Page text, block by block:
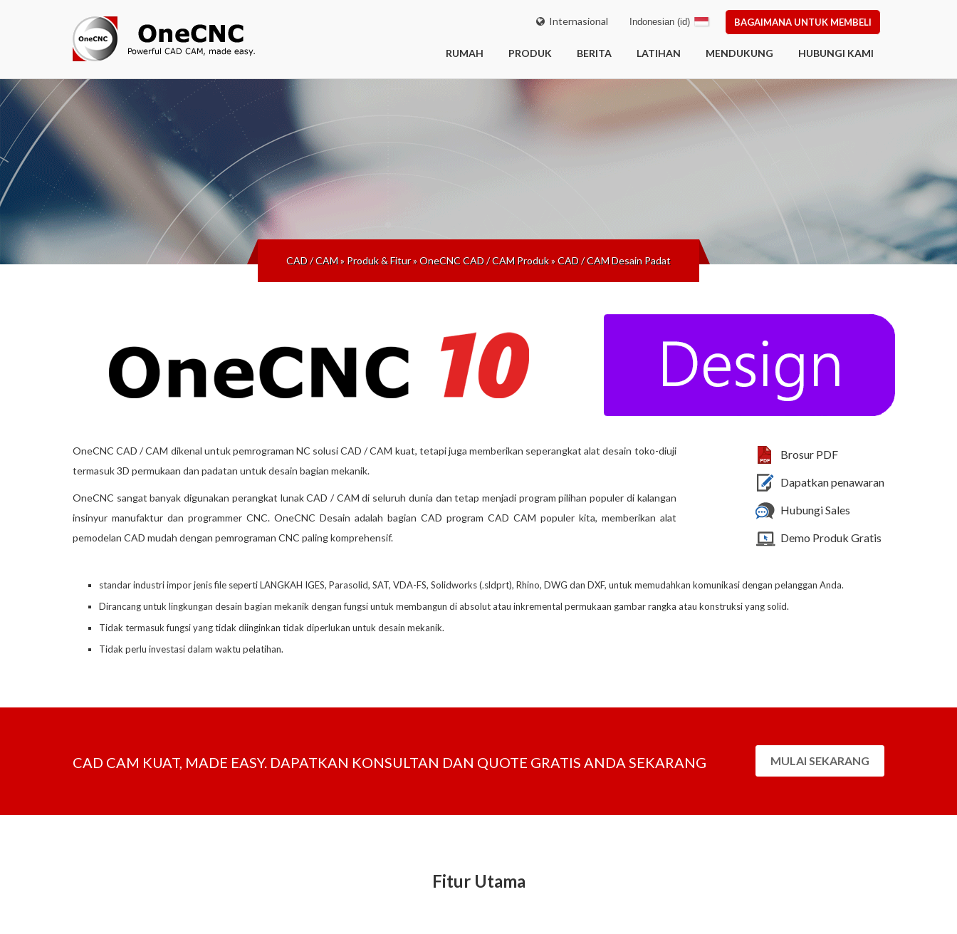
Internasional BAGAIMANA UNTUK MEMBELI
Indonesian (id)
RUMAH PRODUK BERITA LATIHAN MENDUKUNG HUBUNGI KAMI
CAD / CAM» Produk & Fitur»OneCNC CAD / CAM Produk»CAD / CAM Desain Padat
OneCNC CAD / CAM dikenal untuk pemrograman NC solusi CAD / CAM kuat, tetapi juga memberikan seperangkat alat desain toko-diuji
termasuk 3D permukaan dan padatan untuk desain bagian mekanik.
OneCNC sangat banyak digunakan perangkat lunak CAD / CAM di seluruh dunia dan tetap menjadi program pilihan populer di kalangan
insinyur manufaktur dan programmer CNC. OneCNC Desain adalah bagian CAD program CAD CAM populer kita, memberikan alat
pemodelan CAD mudah dengan pemrograman CNC paling komprehensif.
Brosur PDF
Dapatkan penawaran
Hubungi Sales
Demo Produk Gratis
standar industri impor jenis file seperti LANGKAH IGES, Parasolid, SAT, VDA-FS, Solidworks (.sldprt), Rhino, DWG dan DXF, untuk memudahkan komunikasi dengan pelanggan Anda.
Dirancang untuk lingkungan desain bagian mekanik dengan fungsi untuk membangun di absolut atau inkremental permukaan gambar rangka atau konstruksi yang solid.
Tidak termasuk fungsi yang tidak diinginkan tidak diperlukan untuk desain mekanik.
Tidak perlu investasi dalam waktu pelatihan.
CAD CAM KUAT, MADE EASY. DAPATKAN KONSULTAN DAN QUOTE GRATIS ANDA SEKARANG MULAI SEKARANG
Fitur Utama